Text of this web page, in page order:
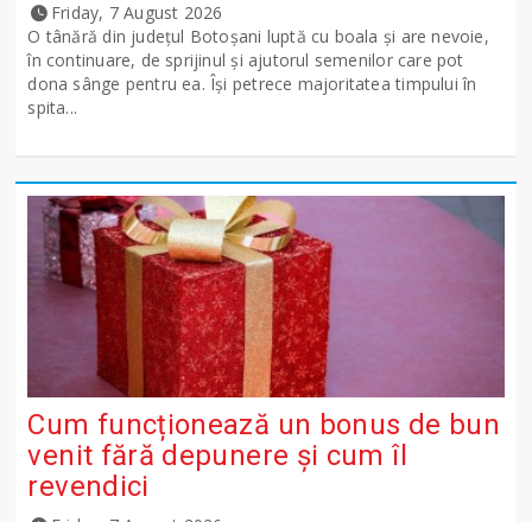
Friday, 7 August 2026
O tânără din județul Botoșani luptă cu boala și are nevoie,
în continuare, de sprijinul și ajutorul semenilor care pot
dona sânge pentru ea. Își petrece majoritatea timpului în
spita...
Cum funcționează un bonus de bun
venit fără depunere și cum îl
revendici